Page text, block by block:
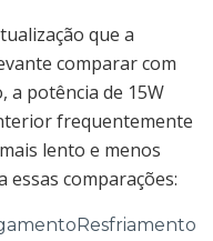
que a
comparar com
a potência de 15W
frequentemente
lento e menos
essas comparações:
Resfriamento